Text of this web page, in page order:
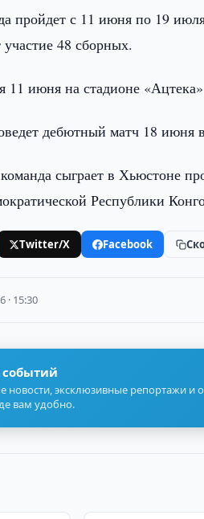
пройдет с 11 июня по 19
48 сборных.
11 июня на стадионе
дебютный матч 18
сыграет в Хьюстоне
Республики
Twitter/X Facebook
· 15:30
событий
новости, эксклюзивные репортажи и
вам удобно.